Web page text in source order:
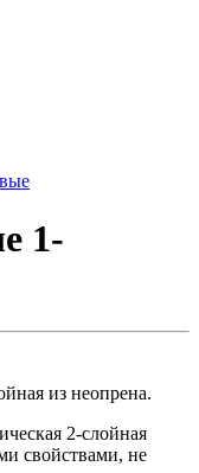
1-
из неопрена.
2-слойная
свойствами, не